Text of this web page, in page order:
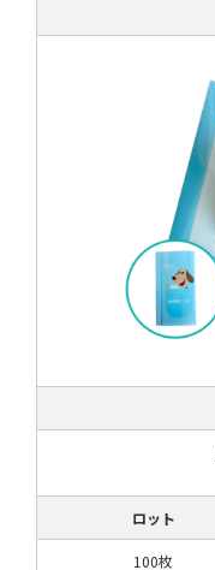
ロット
100枚